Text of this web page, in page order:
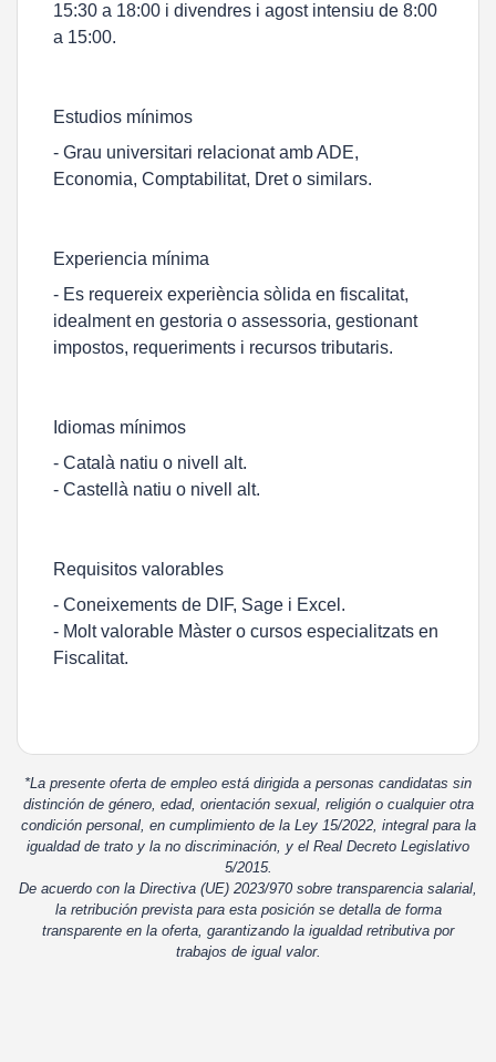
15:30 a 18:00 i divendres i agost intensiu de 8:00
a 15:00.
Estudios mínimos
- Grau universitari relacionat amb ADE,
Economia, Comptabilitat, Dret o similars.
Experiencia mínima
- Es requereix experiència sòlida en fiscalitat,
idealment en gestoria o assessoria, gestionant
impostos, requeriments i recursos tributaris.
Idiomas mínimos
- Català natiu o nivell alt.
- Castellà natiu o nivell alt.
Requisitos valorables
- Coneixements de DIF, Sage i Excel.
- Molt valorable Màster o cursos especialitzats en
Fiscalitat.
*La presente oferta de empleo está dirigida a personas candidatas sin
distinción de género, edad, orientación sexual, religión o cualquier otra
condición personal, en cumplimiento de la Ley 15/2022, integral para la
igualdad de trato y la no discriminación, y el Real Decreto Legislativo
5/2015.
De acuerdo con la Directiva (UE) 2023/970 sobre transparencia salarial,
la retribución prevista para esta posición se detalla de forma
transparente en la oferta, garantizando la igualdad retributiva por
trabajos de igual valor.